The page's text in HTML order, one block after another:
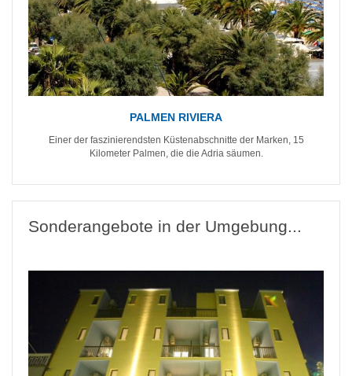
PALMEN RIVIERA
Einer der faszinierendsten Küstenabschnitte der Marken, 15
Kilometer Palmen, die die Adria säumen.
Sonderangebote in der Umgebung...